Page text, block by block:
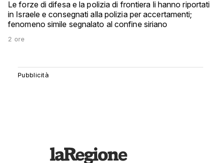
Le forze di difesa e la polizia di frontiera li hanno riportati
in Israele e consegnati alla polizia per accertamenti;
fenomeno simile segnalato al confine siriano
2 ore